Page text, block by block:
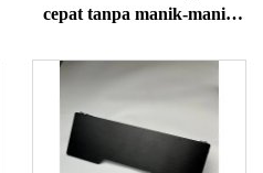
cepat tanpa manik-manik